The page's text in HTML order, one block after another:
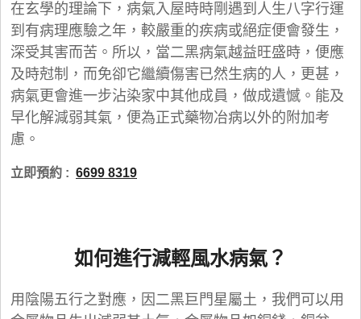
在玄學的理論下，病氣入屋時時剛遇到人生八字行運
到有病理應驗之年，較嚴重的疾病或絕症便會發生，
深受其害而苦。所以，當二黑病氣越益旺盛時，便應
及時尅制，而免卻它繼續傷害已然生病的人，更甚，
病氣更會進一步沾染家中其他成員，做成遺憾。能及
早化解減弱其氣，便為正式藥物冶病以外的附加考
慮。
立即預約 : 6699 8319
如何進行減輕風水病氣？
用陰陽五行之對應，因二黑巨門星屬土，我們可以用